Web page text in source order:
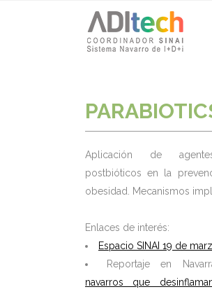
Aplicación de
postbióticos en la
obesidad. Mecanismos
Enlaces de interés:
Espacio SINAI 19 de
Reportaje en
navarros que